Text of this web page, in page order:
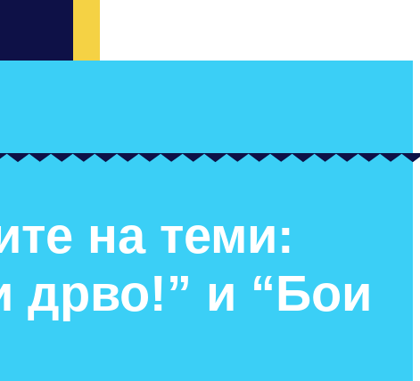
на теми:
дрво!” и “Бои